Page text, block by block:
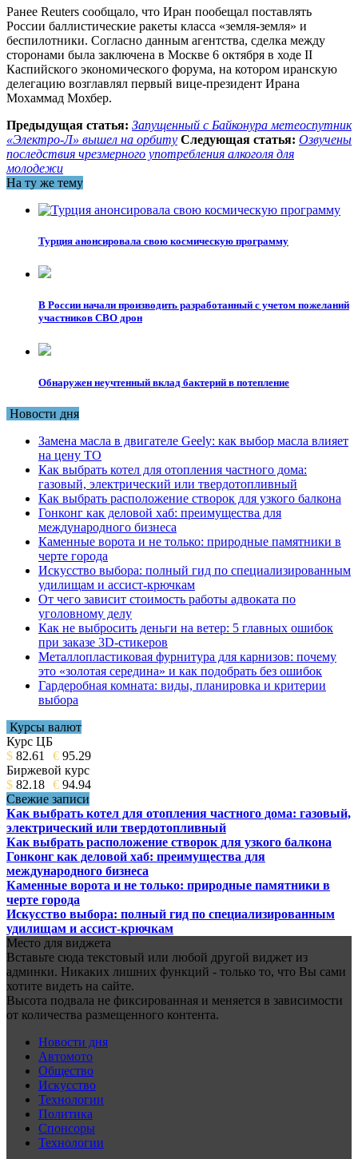
Ранее Reuters сообщало, что Иран пообещал поставлять
России баллистические ракеты класса «земля-земля» и
беспилотники. Согласно данным агентства, сделка между
сторонами была заключена в Москве 6 октября в ходе II
Каспийского экономического форума, на котором иранскую
делегацию возглавлял первый вице-президент Ирана
Мохаммад Мохбер.
Предыдущая статья: Запущенный с Байконура метеоспутник
«Электро-Л» вышел на орбиту Следующая статья: Озвучены
последствия чрезмерного употребления алкоголя для
молодежи
На ту же тему
Турция анонсировала свою космическую программу
В России начали производить разработанный с учетом пожеланий
участников СВО дрон
Обнаружен неучтенный вклад бактерий в потепление
Новости дня
Замена масла в двигателе Geely: как выбор масла влияет
на цену ТО
Как выбрать котел для отопления частного дома:
газовый, электрический или твердотопливный
Как выбрать расположение створок для узкого балкона
Гонконг как деловой хаб: преимущества для
международного бизнеса
Каменные ворота и не только: природные памятники в
черте города
Искусство выбора: полный гид по специализированным
удилищам и ассист-крючкам
От чего зависит стоимость работы адвоката по
уголовному делу
Как не выбросить деньги на ветер: 5 главных ошибок
при заказе 3D-стикеров
Металлопластиковая фурнитура для карнизов: почему
это «золотая середина» и как подобрать без ошибок
Гардеробная комната: виды, планировка и критерии
выбора
Курсы валют
Курс ЦБ
$ 82.61 € 95.29
Биржевой курс
$ 82.18 € 94.94
Свежие записи
Как выбрать котел для отопления частного дома: газовый,
электрический или твердотопливный
Как выбрать расположение створок для узкого балкона
Гонконг как деловой хаб: преимущества для
международного бизнеса
Каменные ворота и не только: природные памятники в
черте города
Искусство выбора: полный гид по специализированным
удилищам и ассист-крючкам
Место для виджета
Вставьте сюда текстовый или любой другой виджет из
админки. Никаких лишних функций - только то, что Вы сами
хотите видеть на сайте.
Высота подвала не фиксированная и меняется в зависимости
от количества размещенного контента.
Новости дня
Автомото
Общество
Искусство
Технологии
Политика
Спонсоры
Технологии